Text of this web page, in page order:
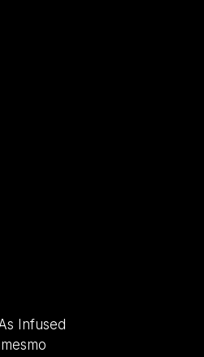
Infused